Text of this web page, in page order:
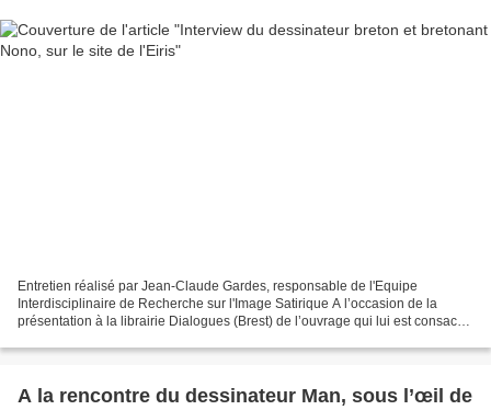
Entretien réalisé par Jean-Claude Gardes, responsable de l'Equipe
Interdisciplinaire de Recherche sur l'Image Satirique A l’occasion de la
présentation à la librairie Dialogues (Brest) de l’ouvrage qui lui est consacré
A la rencontre du dessinateur Man, sous l’œil de